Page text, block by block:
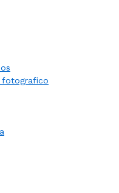
fotografico